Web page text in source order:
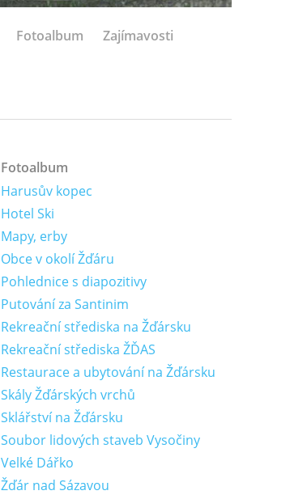
Fotoalbum Zajímavosti
Fotoalbum
Harusův kopec
Hotel Ski
Mapy, erby
Obce v okolí Žďáru
Pohlednice s diapozitivy
Putování za Santinim
Rekreační střediska na Žďársku
Rekreační střediska ŽĎAS
Restaurace a ubytování na Žďársku
Skály Žďárských vrchů
Sklářství na Žďársku
Soubor lidových staveb Vysočiny
Velké Dářko
Žďár nad Sázavou